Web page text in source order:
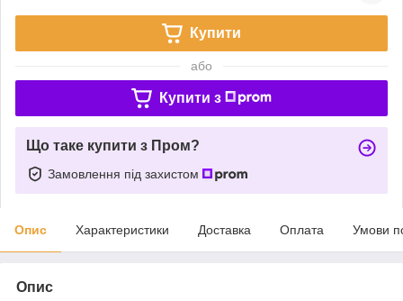
Купити
або
Купити з
Що таке купити з Пром?
Замовлення під захистом
Опис Характеристики Доставка Оплата Умови
Опис